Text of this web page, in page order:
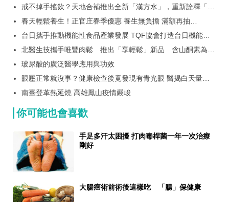
戒不掉手搖飲？天地合補推出全新「漢方水」，重新詮釋「漢
方底蘊」的補水新選擇
春天輕鬆養生！正官庄春季優惠 養生無負擔 滿額再抽
GOGORO
台日攜手推動機能性食品產業發展 TQF協會打造台日機能性
食品交流平台 TQF-FF首批授證成果同步亮相
北醫生技攜手唯豐肉鬆 推出「享輕鬆」新品 含山酮素為長
輩打造日常營養新選擇
玻尿酸的廣泛醫學應用與功效
眼壓正常就沒事？健康檢查後竟發現有青光眼 醫揭白天量眼
壓盲點！「居家眼壓監測」有助掌握全天波動
南臺登革熱延燒 高雄鳳山疫情嚴峻
你可能也會喜歡
手足多汗太困擾 打肉毒桿菌一年一次治療
剛好
大腸癌術前術後這樣吃 「腸」保健康